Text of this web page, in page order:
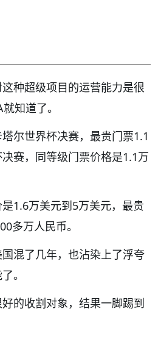
种超级项目的运营能力是很
知道了。
尔世界杯决赛，最贵门票1.1
赛，同等级门票价格是1.1万
1.6万美元到5万美元，最贵
多万人民币。
混了几年，也沾染上了浮夸
。
的收割对象，结果一脚踢到